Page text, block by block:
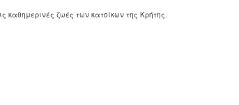
ζωές των κατοίκων της Κρήτης.